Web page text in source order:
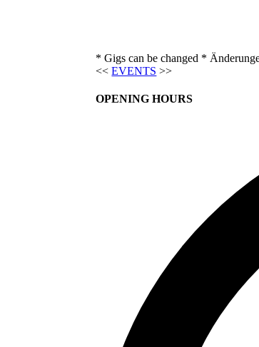
* Gigs can be changed *
<<EVENTS >>
OPENING HOURS